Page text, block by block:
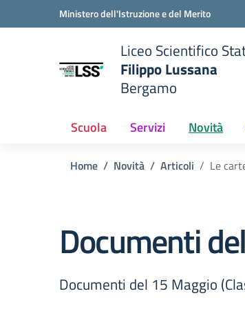
Vai ai contenuti
Vai al menu di navigazioneMinistero dell'Istruzione e del Merito
Liceo Scientifico
Filippo Lussana
Bergamo
Scuola Servizi Novità
Home Novità Articoli Le
Documenti
Documenti del 15 Maggio